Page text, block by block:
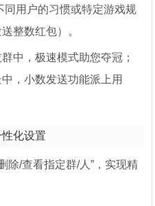
同用户的习惯或特定游戏规
整数红包）。
群中，极速模式助您夺冠；
，小数发送功能派上用
化设置
除/查看指定群/人”，实现精